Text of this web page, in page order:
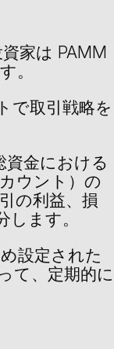
家は PAMM
。
で取引戦略を
資金における
ウント）の
の利益、損
します。
設定された
て、定期的に